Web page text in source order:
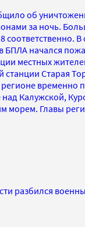
об
за ночь.
соответственно.
БПЛА начался
местных
Старая
временно
Калужской,
морем. Главы
разбился